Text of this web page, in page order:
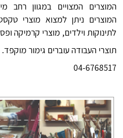
המוצרים המצויים במגוון רחב
המוצרים ניתן למצוא מוצרי
לתינוקות וילדים, מוצרי קרמיקה
תוצרי העבודה עוברים גימור
04-6768517